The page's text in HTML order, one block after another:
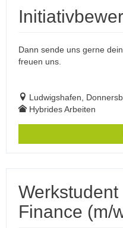
Dann sende uns gerne
freuen uns.
Ludwigshafen,
Hybrides Arbeiten
Finance (m/